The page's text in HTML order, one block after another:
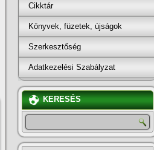
Cikktár
Könyvek, füzetek, újságok
Szerkesztőség
Adatkezelési Szabályzat
KERESÉS